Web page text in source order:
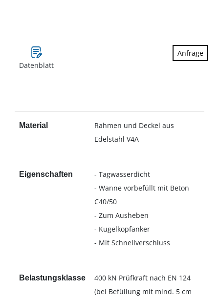
Datenblatt
Anfrage
Material
Rahmen und Deckel aus
Edelstahl V4A
Eigenschaften
- Tagwasserdicht
- Wanne vorbefüllt mit Beton
C40/50
- Zum Ausheben
- Kugelkopfanker
- Mit Schnellverschluss
Belastungsklasse
400 kN Prüfkraft nach EN 124
(bei Befüllung mit mind. 5 cm